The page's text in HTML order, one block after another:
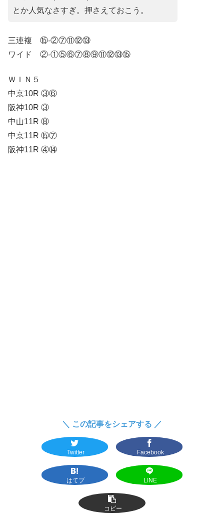
とか人気なさすぎ。押さえておこう。
三連複 ⑮-②⑦⑪⑫⑬
ワイド ②-①⑤⑥⑦⑧⑨⑪⑫⑬⑮
ＷＩＮ５
中京10R ③⑥
阪神10R ③
中山11R ⑧
中京11R ⑮⑦
阪神11R ④⑭
＼ この記事をシェアする ／
Twitter Facebook
はてブ LINE
コピー